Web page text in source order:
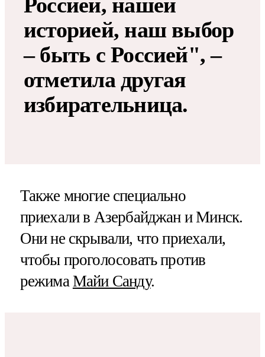
историей, наш выбор
– быть с Россией", –
отметила другая
избирательница.
Также многие специально
приехали в Азербайджан и Минск.
Они не скрывали, что приехали,
чтобы проголосовать против
режимаМайи Санду.